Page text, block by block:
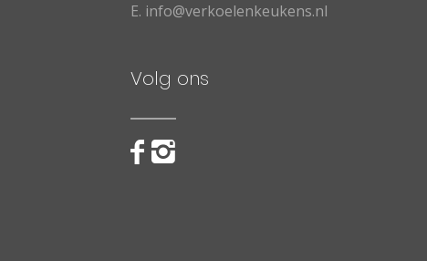
E. info@verkoelenkeukens.nl
Volg ons